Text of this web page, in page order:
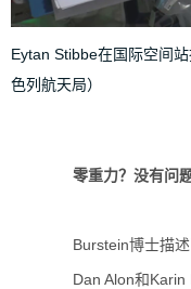
Eytan Stibbe在国际空间
色列航天局）
零重力？没有问题
Burstein博士描
Dan Alon和Karin